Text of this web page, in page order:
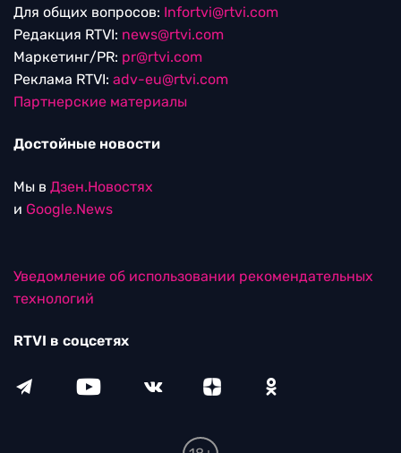
Для общих вопросов: Infortvi@rtvi.com
Редакция RTVI: news@rtvi.com
Маркетинг/PR: pr@rtvi.com
Реклама RTVI: adv-eu@rtvi.com
Партнерские материалы
Достойные новости
Мы в Дзен.Новостях
и Google.News
Уведомление об использовании рекомендательных
технологий
RTVI в соцсетях